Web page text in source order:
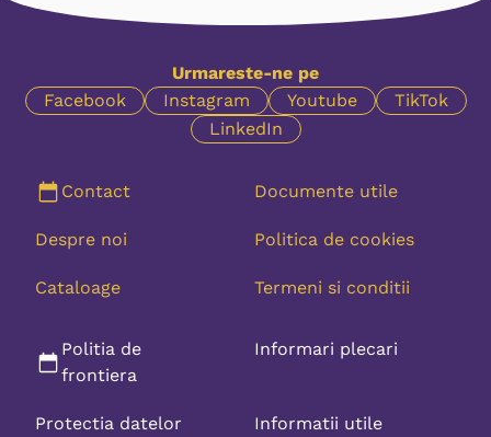
Urmareste-ne pe
Facebook
Instagram Youtube
TikTok
LinkedIn
Contact
Despre noi
Cataloage
Documente utile
Politica de cookies
Termeni si conditii
Politia de
frontiera
Protectia datelor
Informari plecari
Informatii utile